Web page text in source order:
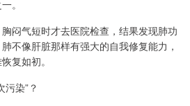
。
闷气短时才去医院检查，结果发现肺功
不像肝脏那样有强大的自我修复能力，
复如初。
染”？